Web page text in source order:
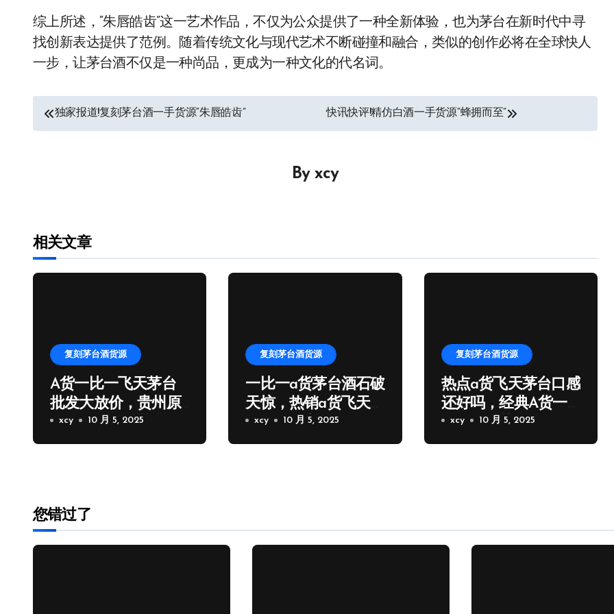
综上所述，“朱唇皓齿”这一艺术作品，不仅为公众提供了一种全新体验，也为茅台在新时代中寻
找创新表达提供了范例。随着传统文化与现代艺术不断碰撞和融合，类似的创作必将在全球快人
一步，让茅台酒不仅是一种尚品，更成为一种文化的代名词。
文独家报道!复刻茅台酒一手货源“朱唇皓齿” 快讯快评!精仿白酒一手货源“蜂拥而至”
By xcy
相关文章
复刻茅台酒货源
A货一比一飞天茅台
批发大放价，贵州原
厂一比一飞天茅台拿
货
xcy 10 月 5, 2025
复刻茅台酒货源
一比一a货茅台酒石破
天惊，热销a货飞天茅
台批发厂家微信
xcy 10 月 5, 2025
复刻茅台酒货源
热点a货飞天茅台口感
还好吗，经典A货一
比一飞天茅台批发
xcy 10 月 5, 2025
您错过了